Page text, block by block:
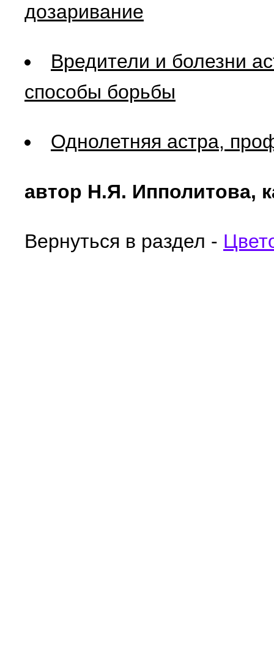
дозаривание
Вредители и болезни
способы борьбы
Однолетняя астра,
автор Н.Я. Ипполитова,
Вернуться в раздел -